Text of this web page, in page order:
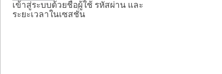
เข้าสู่ระบบด้วยชื่อผู้ใช้ รหัสผ่าน และ
ระยะเวลาในเซสชั่น